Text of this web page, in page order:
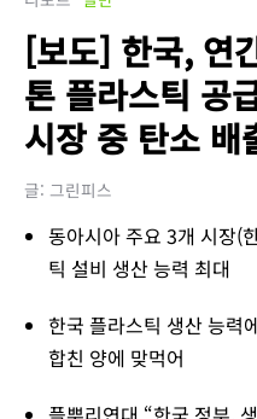
[보도] 한국, 연
톤 플라스틱 공
시장 중 탄소 배
글: 그린피스
동아시아 주요 3개 시장(
틱 설비 생산 능력 최대
한국 플라스틱 생산 능력
합친 양에 맞먹어